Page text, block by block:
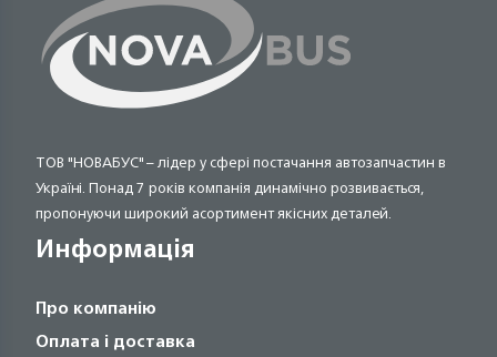
ТОВ "НОВАБУС" – лідер у сфері постачання автозапчастин в
Україні. Понад 7 років компанія динамічно розвивається,
пропонуючи широкий асортимент якісних деталей.
Информація
Про компанію
Оплата і доставка